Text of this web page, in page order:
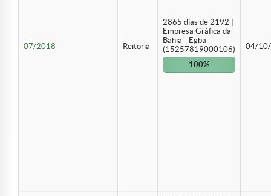
07/2018 Reitoria
2865 dias de 2192 |
Empresa Gráfica da
Bahia - Egba
(15257819000106)
100%
04/